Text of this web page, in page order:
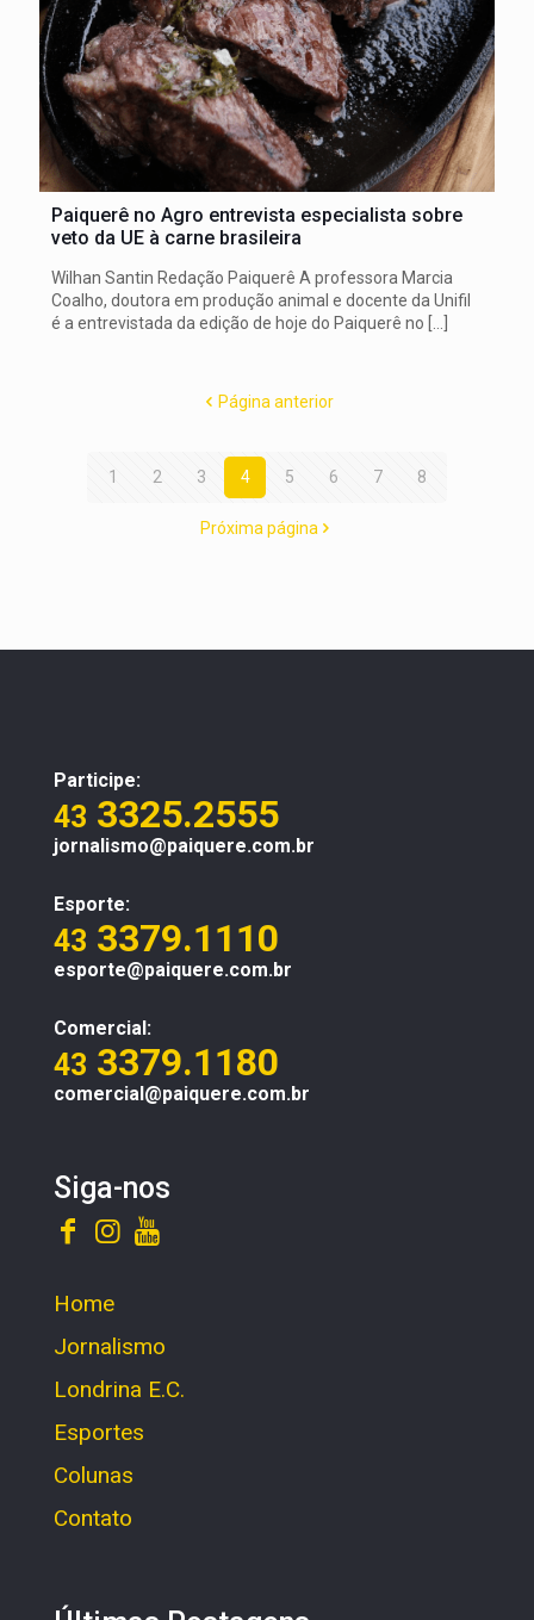
Paiquerê no Agro entrevista especialista sobre
veto da UE à carne brasileira
Wilhan Santin Redação Paiquerê A professora Marcia
Coalho, doutora em produção animal e docente da Unifil
é a entrevistada da edição de hoje do Paiquerê no
Página anterior
1 2 3 4 5 6 7 8
Próxima página
Participe:
43 3325.2555
jornalismo@paiquere.com.br
Esporte:
43 3379.1110
esporte@paiquere.com.br
Comercial:
43 3379.1180
comercial@paiquere.com.br
Siga-nos
Home
Jornalismo
Londrina E.C.
Esportes
Colunas
Contato